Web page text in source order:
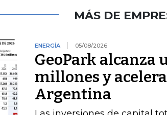
MÁS DE
ENERGÍA 05/08/2026
GeoPark alcanza
millones y
Argentina